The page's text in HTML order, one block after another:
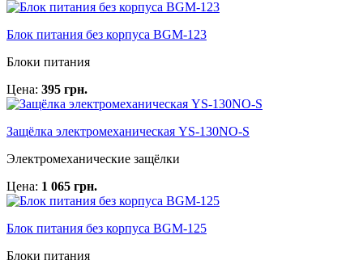
Блок питания без корпуса BGM-123
Блоки питания
Цена: 395 грн.
Защёлка электромеханическая YS-130NO-S
Электромеханические защёлки
Цена: 1 065 грн.
Блок питания без корпуса BGM-125
Блоки питания